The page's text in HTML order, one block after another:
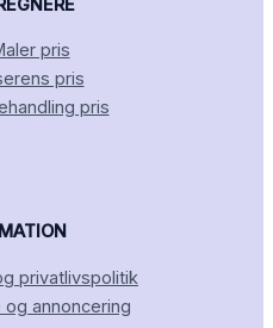
pris
pris
pris
privatlivspolitik
og annoncering